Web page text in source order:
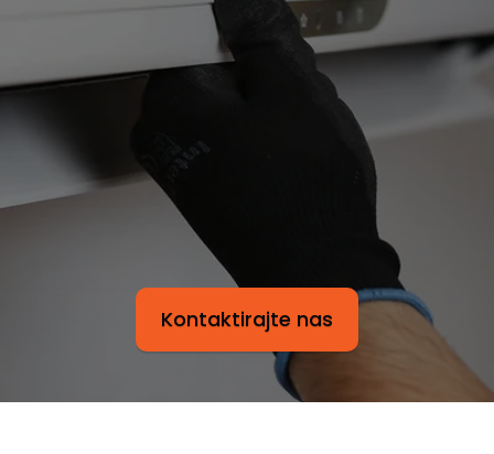
Kontaktirajte nas